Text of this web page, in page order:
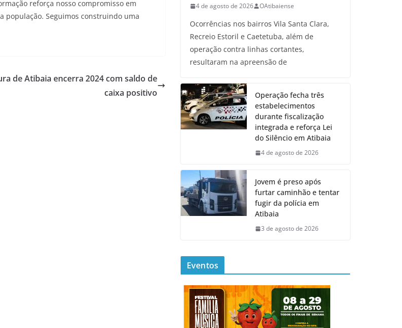
reforça nosso compromisso em
população. Seguimos construindo uma
de Atibaia encerra 2024 com saldo de
caixa positivo
4 de agosto de 2026 OAtibaiense
Ocorrências nos bairros Vila Santa Clara,
Recreio Estoril e Caetetuba, além de
operação contra linhas cortantes,
resultaram na apreensão de
Operação fecha três
estabelecimentos
durante fiscalização
integrada e reforça Lei
do Silêncio em Atibaia
4 de agosto de 2026
Jovem é preso após
furtar caminhão e tentar
fugir da polícia em
Atibaia
3 de agosto de 2026
Eventos